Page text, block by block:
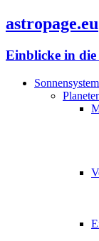
astropage.eu
Einblicke in
Sonnensystem